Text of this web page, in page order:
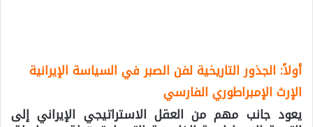
أولاً: الجذور التاريخية لفن الصبر في السياسة الإيرانية
الإرث الإمبراطوري الفارسي
يعود جانب مهم من العقل الاستراتيجي الإيراني إلى